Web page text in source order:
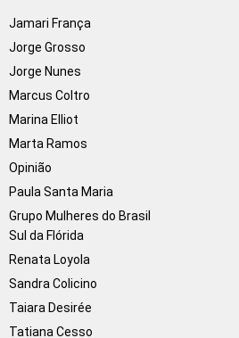
Jamari França
Jorge Grosso
Jorge Nunes
Marcus Coltro
Marina Elliot
Marta Ramos
Opinião
Paula Santa Maria
Grupo Mulheres do Brasil
Sul da Flórida
Renata Loyola
Sandra Colicino
Taiara Desirée
Tatiana Cesso